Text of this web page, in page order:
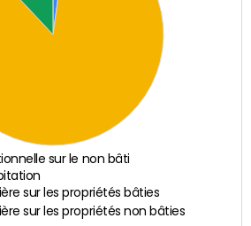
sur le non bâti
sur les propriétés bâties
sur les propriétés non bâties